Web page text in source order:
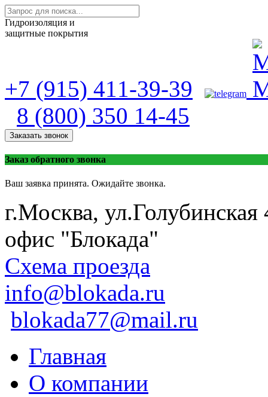
Гидроизоляция и
защитные покрытия
+7 (915) 411-39-39
8 (800) 350 14-45
Заказать звонок
Заказ обратного звонка
Ваш заявка принята. Ожидайте звонка.
г.Москва,
офис "Блокада"
Схема проезда
info@blokada.ru
blokada77@mail.ru
Главная
О компании